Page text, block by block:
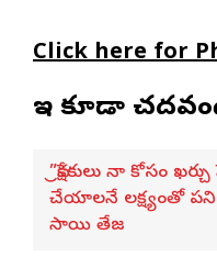
Click here for
ఇవి కూడా
”ప్రేక్షకులు నా కోసం
చేయాలనే లక్ష్యంతో పని
సాయి తేజ